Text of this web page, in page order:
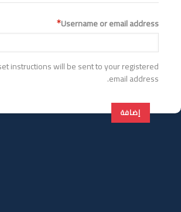
الأساسية
Username or email address
instructions will be sent to your registered
email address.